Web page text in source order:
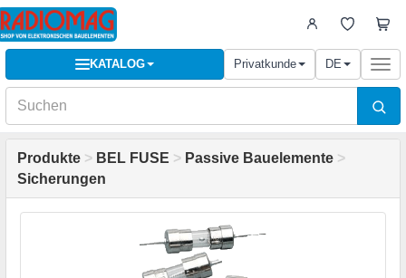
KATALOG Privatkunde DE
Produkte > BEL FUSE > Passive Bauelemente >
Sicherungen